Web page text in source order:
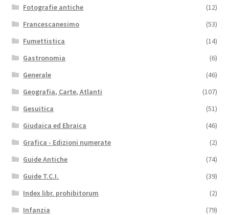
Fotografie antiche
(12)
Francescanesimo
(53)
Fumettistica
(14)
Gastronomia
(6)
Generale
(46)
Geografia, Carte, Atlanti
(107)
Gesuitica
(51)
Giudaica ed Ebraica
(46)
Grafica - Edizioni numerate
(2)
Guide Antiche
(74)
Guide T.C.I.
(39)
Index libr. prohibitorum
(2)
Infanzia
(79)